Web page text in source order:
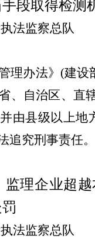
段取得检测
法监察总队
理办法》 (建设
、自治区、直
由县级以上地
追究刑事责任
监理企业超
法监察总队